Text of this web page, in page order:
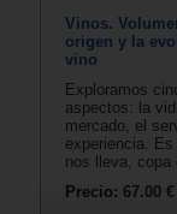
Vinos.
origen y la
vino
Exploramos
aspectos: la
mercado, el
experiencia.
nos lleva, copa
Precio: 67.00 €